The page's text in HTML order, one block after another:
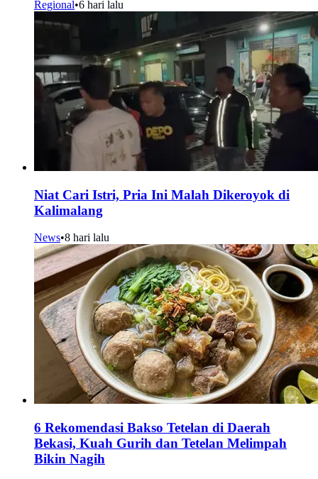
Regional•6 hari lalu
Niat Cari Istri, Pria Ini Malah Dikeroyok di
Kalimalang
News•8 hari lalu
6 Rekomendasi Bakso Tetelan di Daerah
Bekasi, Kuah Gurih dan Tetelan Melimpah
Bikin Nagih